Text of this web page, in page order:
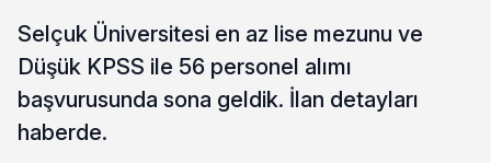
Selçuk Üniversitesi en az lise mezunu ve
Düşük KPSS ile 56 personel alımı
başvurusunda sona geldik. İlan detayları
haberde.